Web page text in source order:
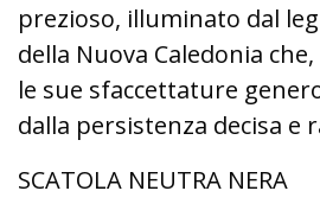
prezioso, illuminato dal
della Nuova Caledonia
le sue sfaccettature
dalla persistenza decisa e
SCATOLA NEUTRA NERA